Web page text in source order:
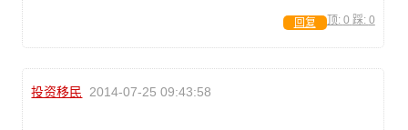
顶: 0 踩: 0
回复
投资移民 2014-07-25 09:43:58